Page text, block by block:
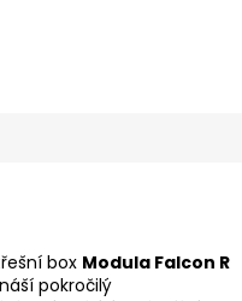
box Modula Falcon R
pokročilý